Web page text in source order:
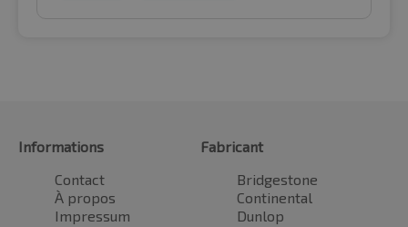
Informations
Contact
À propos
Impressum
Fabricant
Bridgestone
Continental
Dunlop